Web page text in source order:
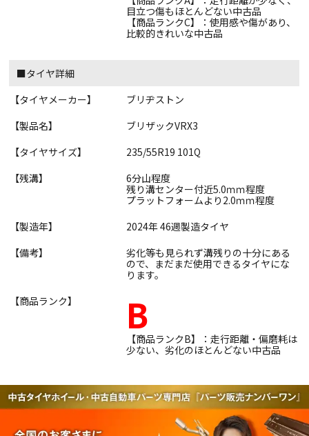
目立つ傷もほとんどない中古品
【商品ランクC】：使用感や傷があり、
比較的きれいな中古品
■タイヤ詳細
【タイヤメーカー】
ブリヂストン
【製品名】
ブリザックVRX3
【タイヤサイズ】
235/55R19 101Q
【残溝】
6分山程度
残り溝センター付近5.0ｍｍ程度
プラットフォームより2.0ｍｍ程度
【製造年】
2024年 46週製造タイヤ
【備考】
劣化等も見られず溝残りの十分にある
ので、まだまだ使用できるタイヤにな
ります。
【商品ランク】
B
【商品ランクB】：走行距離・偏磨耗は
少ない、劣化のほとんどない中古品